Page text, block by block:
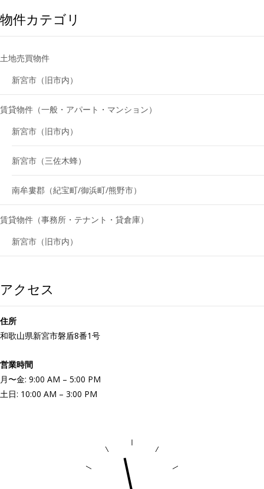
物件カテゴリ
土地売買物件
新宮市（旧市内）
賃貸物件（一般・アパート・マンション）
新宮市（旧市内）
新宮市（三佐木蜂）
南牟婁郡（紀宝町/御浜町/熊野市）
賃貸物件（事務所・テナント・貸倉庫）
新宮市（旧市内）
アクセス
住所
和歌山県新宮市磐盾8番1号
営業時間
月〜金: 9:00 AM – 5:00 PM
土日: 10:00 AM – 3:00 PM